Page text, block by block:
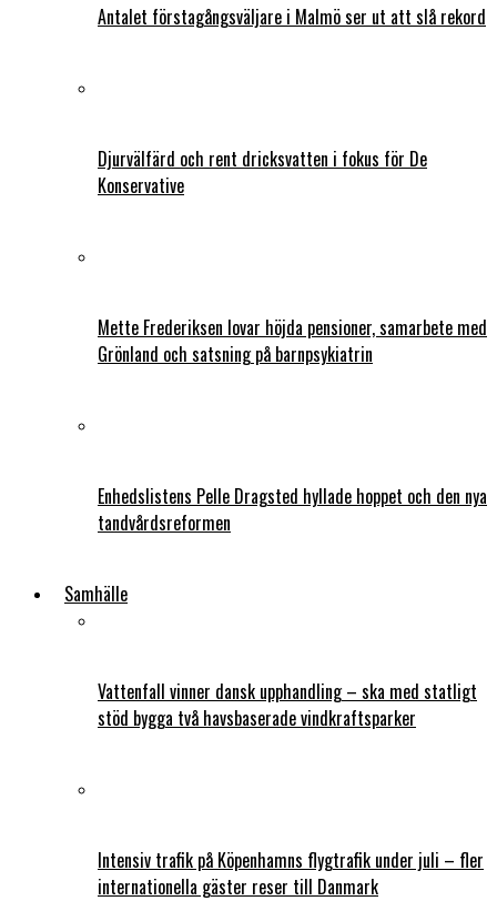
Antalet förstagångsväljare i Malmö ser ut att slå rekord
Djurvälfärd och rent dricksvatten i fokus för De
Konservative
Mette Frederiksen lovar höjda pensioner, samarbete med
Grönland och satsning på barnpsykiatrin
Enhedslistens Pelle Dragsted hyllade hoppet och den nya
tandvårdsreformen
Samhälle
Vattenfall vinner dansk upphandling – ska med statligt
stöd bygga två havsbaserade vindkraftsparker
Intensiv trafik på Köpenhamns flygtrafik under juli – fler
internationella gäster reser till Danmark